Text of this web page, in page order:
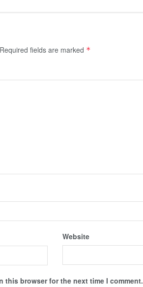
Required fields are marked *
Website
this browser for the next time I comment.